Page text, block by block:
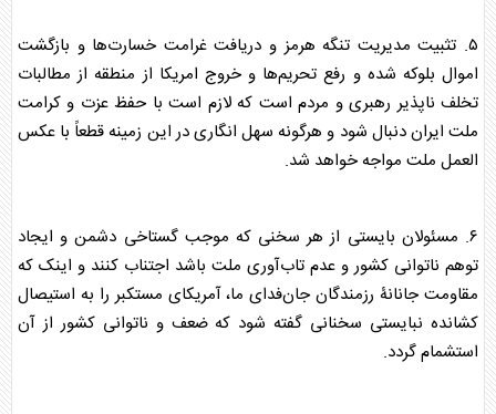
۵. تثبیت مدیریت تنگه هرمز و دریافت غرامت خسارت‌ها و بازگشت
اموال بلوکه شده و رفع تحریم‌ها و خروج امریکا از منطقه از مطالبات
تخلف ناپذیر رهبری و مردم است که لازم است با حفظ عزت و کرامت
ملت ایران دنبال شود و هرگونه سهل انگاری در این زمینه قطعاً با عکس
العمل ملت مواجه خواهد شد.
۶. مسئولان بایستی از هر سخنی که موجب گستاخی دشمن و ایجاد
توهم ناتوانی کشور و عدم تاب‌آوری ملت باشد اجتناب کنند و اینک که
مقاومت جانانۀ رزمندگان جان‌فدای ما، آمریکای مستکبر را به استیصال
کشانده نبایستی سخنانی گفته شود که ضعف و ناتوانی کشور از آن
استشمام گردد.